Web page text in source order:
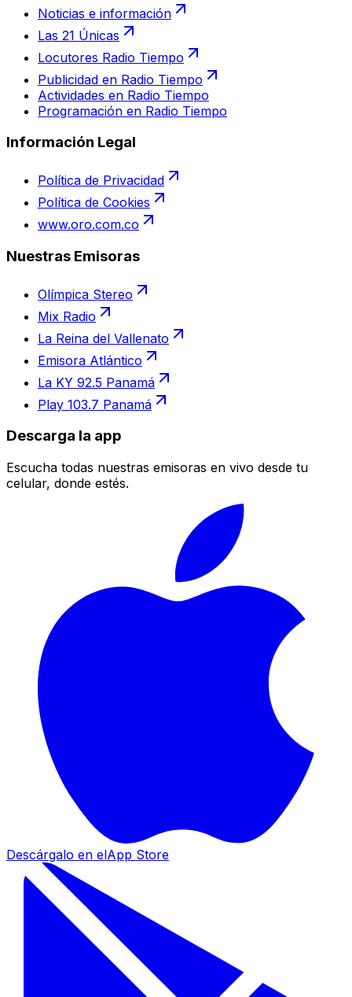
Noticias e información
Las 21 Únicas
Locutores Radio Tiempo
Publicidad en Radio Tiempo
Actividades en Radio Tiempo
Programación en Radio Tiempo
Información Legal
Política de Privacidad
Política de Cookies
www.oro.com.co
Nuestras Emisoras
Olímpica Stereo
Mix Radio
La Reina del Vallenato
Emisora Atlántico
La KY 92.5 Panamá
Play 103.7 Panamá
Descarga la app
Escucha todas nuestras emisoras en vivo desde tu
celular, donde estés.
Descárgalo en elApp Store